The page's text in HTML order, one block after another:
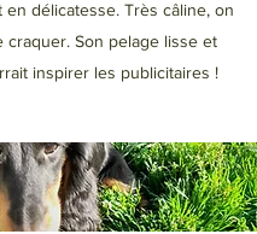
en délicatesse. Très câline, on
craquer. Son pelage lisse et
inspirer les publicitaires !